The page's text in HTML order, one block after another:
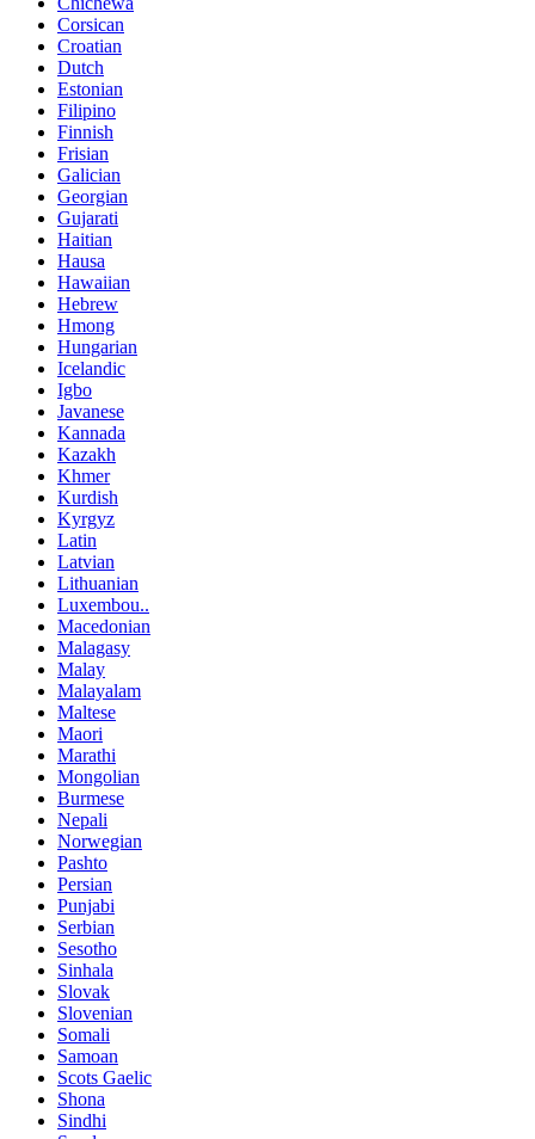
Corsican
Croatian
Dutch
Estonian
Filipino
Finnish
Frisian
Galician
Georgian
Gujarati
Haitian
Hausa
Hawaiian
Hebrew
Hmong
Hungarian
Icelandic
Igbo
Javanese
Kannada
Kazakh
Khmer
Kurdish
Kyrgyz
Latin
Latvian
Lithuanian
Luxembou..
Macedonian
Malagasy
Malay
Malayalam
Maltese
Maori
Marathi
Mongolian
Burmese
Nepali
Norwegian
Pashto
Persian
Punjabi
Serbian
Sesotho
Sinhala
Slovak
Slovenian
Somali
Samoan
Scots Gaelic
Shona
Sindhi